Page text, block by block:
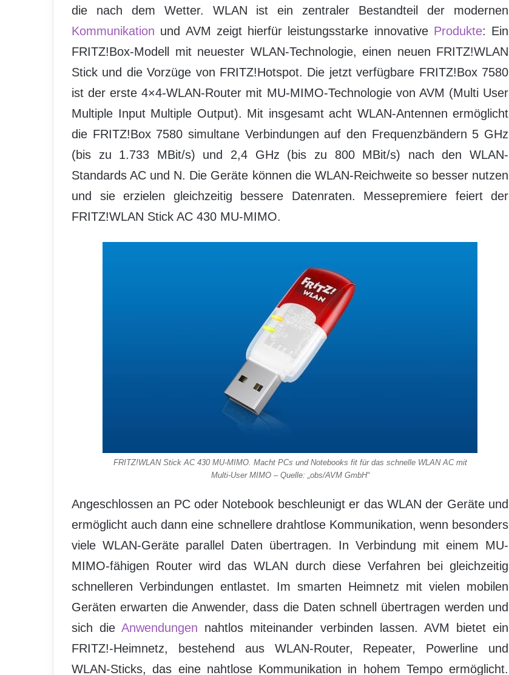
die nach dem Wetter. WLAN ist ein zentraler Bestandteil der modernen
Kommunikation und AVM zeigt hierfür leistungsstarke innovative Produkte: Ein
FRITZ!Box-Modell mit neuester WLAN-Technologie, einen neuen FRITZ!WLAN
Stick und die Vorzüge von FRITZ!Hotspot. Die jetzt verfügbare FRITZ!Box 7580
ist der erste 4×4-WLAN-Router mit MU-MIMO-Technologie von AVM (Multi User
Multiple Input Multiple Output). Mit insgesamt acht WLAN-Antennen ermöglicht
die FRITZ!Box 7580 simultane Verbindungen auf den Frequenzbändern 5 GHz
(bis zu 1.733 MBit/s) und 2,4 GHz (bis zu 800 MBit/s) nach den WLAN-
Standards AC und N. Die Geräte können die WLAN-Reichweite so besser nutzen
und sie erzielen gleichzeitig bessere Datenraten. Messepremiere feiert der
FRITZ!WLAN Stick AC 430 MU-MIMO.
FRITZ!WLAN Stick AC 430 MU-MIMO. Macht PCs und Notebooks fit für das schnelle WLAN AC mit
Multi-User MIMO – Quelle: „obs/AVM GmbH“
Angeschlossen an PC oder Notebook beschleunigt er das WLAN der Geräte und
ermöglicht auch dann eine schnellere drahtlose Kommunikation, wenn besonders
viele WLAN-Geräte parallel Daten übertragen. In Verbindung mit einem MU-
MIMO-fähigen Router wird das WLAN durch diese Verfahren bei gleichzeitig
schnelleren Verbindungen entlastet. Im smarten Heimnetz mit vielen mobilen
Geräten erwarten die Anwender, dass die Daten schnell übertragen werden und
sich dieAnwendungen nahtlos miteinander verbinden lassen. AVM bietet ein
FRITZ!-Heimnetz, bestehend aus WLAN-Router, Repeater, Powerline und
WLAN-Sticks, das eine nahtlose Kommunikation in hohem Tempo ermöglicht.